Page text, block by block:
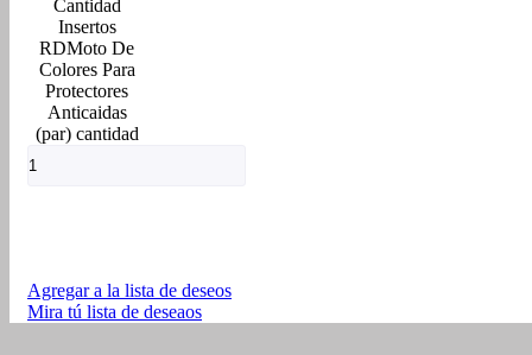
Insertos
RDMoto De
Colores Para
Protectores
Anticaidas
(par) cantidad
Agregar a la lista de deseos
Mira tú lista de deseaos